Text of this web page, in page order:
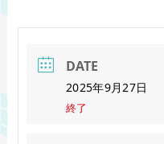
DATE
2025年9月27日
終了